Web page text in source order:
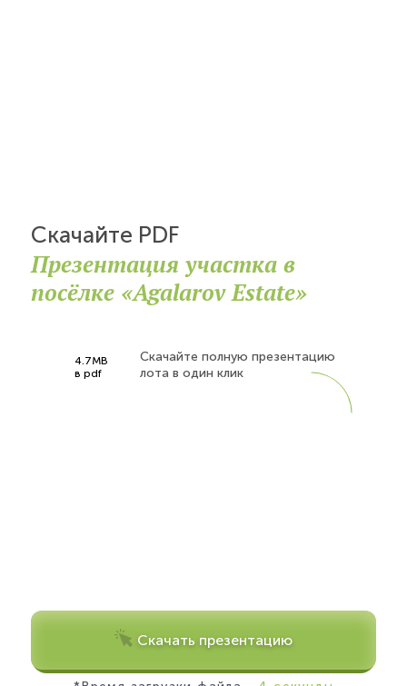
Скачайте PDF
Презентация участка в
посёлке «Agalarov Estate»
4.7MB
в pdf
Скачайте полную презентацию
лота в один клик
Скачать презентацию